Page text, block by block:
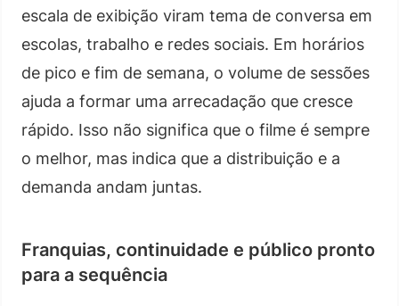
escala de exibição viram tema de conversa em
escolas, trabalho e redes sociais. Em horários
de pico e fim de semana, o volume de sessões
ajuda a formar uma arrecadação que cresce
rápido. Isso não significa que o filme é sempre
o melhor, mas indica que a distribuição e a
demanda andam juntas.
Franquias, continuidade e público pronto
para a sequência